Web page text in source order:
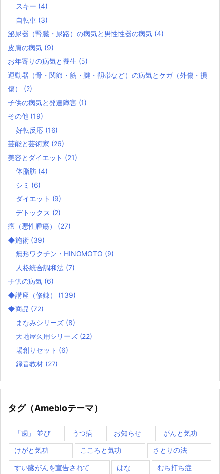
スキー (4)
自転車 (3)
泌尿器（腎臓・尿路）の病気と男性性器の病気 (4)
皮膚の病気 (9)
お年寄りの病気と養生 (5)
運動器（骨・関節・筋・腱・靱帯など）の病気とケガ（外傷・損
傷） (2)
子供の病気と発達障害 (1)
その他 (19)
好転反応 (16)
芸能と芸術家 (26)
美容とダイエット (21)
体脂肪 (4)
シミ (6)
ダイエット (9)
デトックス (2)
癌（悪性腫瘍） (27)
◆施術 (39)
無形ワクチン・HINOMOTO (9)
人格統合調和法 (7)
子供の病気 (6)
◆講座（修錬） (139)
◆商品 (72)
まなみシリーズ (8)
天地屋久用シリーズ (22)
場創りセット (6)
録音教材 (27)
タグ（Amebloテーマ）
「歯」 並び うつ病 お知らせ がんと気功
けがと気功 こころと気功 さとりの法
すい臓がんを宣告されて はな むち打ち症